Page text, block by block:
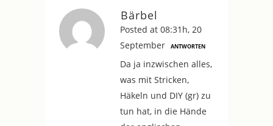
Bärbel
Posted at 08:31h, 20
September
ANTWORTEN
Da ja inzwischen alles,
was mit Stricken,
Häkeln und DIY (gr) zu
tun hat, in die Hände